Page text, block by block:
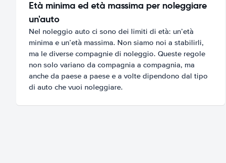
Età minima ed età massima per noleggiare
un'auto
Nel noleggio auto ci sono dei limiti di età: un’età
minima e un’età massima. Non siamo noi a stabilirli,
ma le diverse compagnie di noleggio. Queste regole
non solo variano da compagnia a compagnia, ma
anche da paese a paese e a volte dipendono dal tipo
di auto che vuoi noleggiare.